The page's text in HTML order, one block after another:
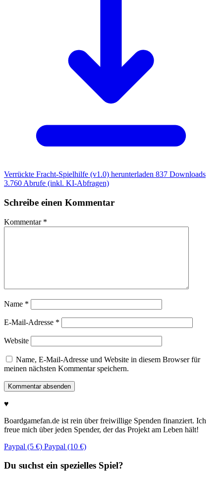
Verrückte Fracht-Spielhilfe (v1.0) herunterladen 837 Downloads
3.760 Abrufe (inkl. KI-Abfragen)
Schreibe einen Kommentar
Kommentar *
Name *
E-Mail-Adresse *
Website
Name, E-Mail-Adresse und Website in diesem Browser für
meinen nächsten Kommentar speichern.
♥
Boardgamefan.de ist rein über freiwillige Spenden finanziert. Ich
freue mich über jeden Spender, der das Projekt am Leben hält!
Paypal (5 €) Paypal (10 €)
Du suchst ein spezielles Spiel?